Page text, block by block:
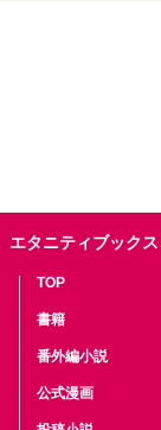
エタニティブックス
TOP
書籍
番外編小説
公式漫画